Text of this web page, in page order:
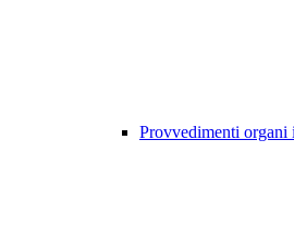
Provvedimenti